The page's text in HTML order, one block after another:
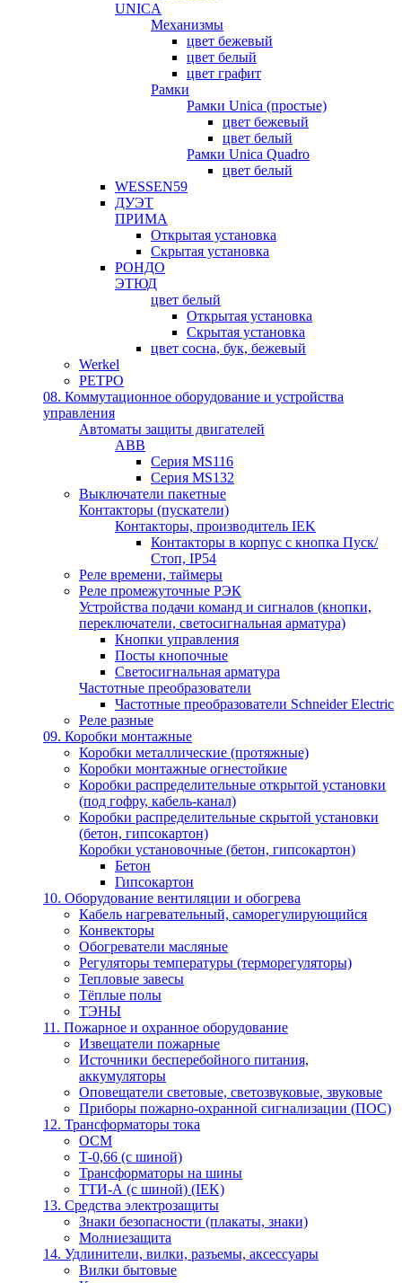
UNICA
Механизмы
цвет бежевый
цвет белый
цвет графит
Рамки
Рамки Unica (простые)
цвет бежевый
цвет белый
Рамки Unica Quadro
цвет белый
WESSEN59
ДУЭТ
ПРИМА
Открытая установка
Скрытая установка
РОНДО
ЭТЮД
цвет белый
Открытая установка
Скрытая установка
цвет сосна, бук, бежевый
Werkel
РЕТРО
08. Коммутационное оборудование и устройства
управления
Автоматы защиты двигателей
ABB
Серия MS116
Серия MS132
Выключатели пакетные
Контакторы (пускатели)
Контакторы, производитель IEK
Контакторы в корпус с кнопка Пуск/
Стоп, IP54
Реле времени, таймеры
Реле промежуточные РЭК
Устройства подачи команд и сигналов (кнопки,
переключатели, светосигнальная арматура)
Кнопки управления
Посты кнопочные
Светосигнальная арматура
Частотные преобразователи
Частотные преобразователи Schneider Electric
Реле разные
09. Коробки монтажные
Коробки металлические (протяжные)
Коробки монтажные огнестойкие
Коробки распределительные открытой установки
(под гофру, кабель-канал)
Коробки распределительные скрытой установки
(бетон, гипсокартон)
Коробки установочные (бетон, гипсокартон)
Бетон
Гипсокартон
10. Оборудование вентиляции и обогрева
Кабель нагревательный, саморегулирующийся
Конвекторы
Обогреватели масляные
Регуляторы температуры (терморегуляторы)
Тепловые завесы
Тёплые полы
ТЭНЫ
11. Пожарное и охранное оборудование
Извещатели пожарные
Источники бесперебойного питания,
аккумуляторы
Оповещатели световые, светозвуковые, звуковые
Приборы пожарно-охранной сигнализации (ПОС)
12. Трансформаторы тока
ОСМ
Т-0,66 (с шиной)
Трансформаторы на шины
ТТИ-А (с шиной) (IEK)
13. Средства электрозащиты
Знаки безопасности (плакаты, знаки)
Молниезащита
14. Удлинители, вилки, разъемы, аксессуары
Вилки бытовые